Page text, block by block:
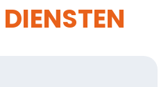
DIENSTEN